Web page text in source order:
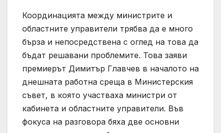
Координацията между министрите и
областните управители трябва да е много
бърза и непосредствена с оглед на това да
бъдат решавани проблемите. Това заяви
премиерът Димитър Главчев в началото на
днешната работна среща в Министерския
съвет, в която участваха министри от
кабинета и областните управители. Във
фокуса на разговора бяха две основни